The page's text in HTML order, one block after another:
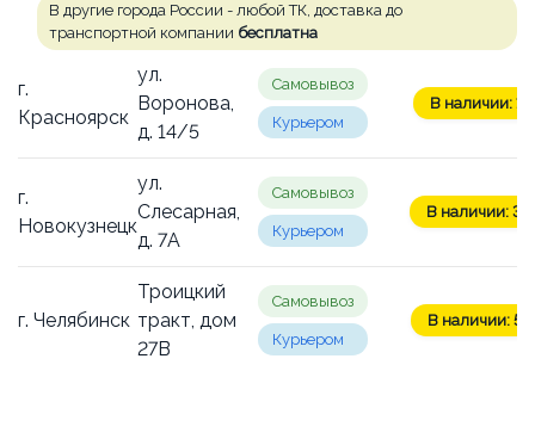
В другие города России - любой ТК, доставка до
транспортной компании бесплатна
г.
Красноярск
ул.
Воронова,
д. 14/5
Самовывоз
Курьером
В наличии: 1
г.
Новокузнецк
ул.
Слесарная,
д. 7А
Самовывоз
Курьером
В наличии: 3
г. Челябинск
Троицкий
тракт, дом
27В
Самовывоз
Курьером
В наличии: 5